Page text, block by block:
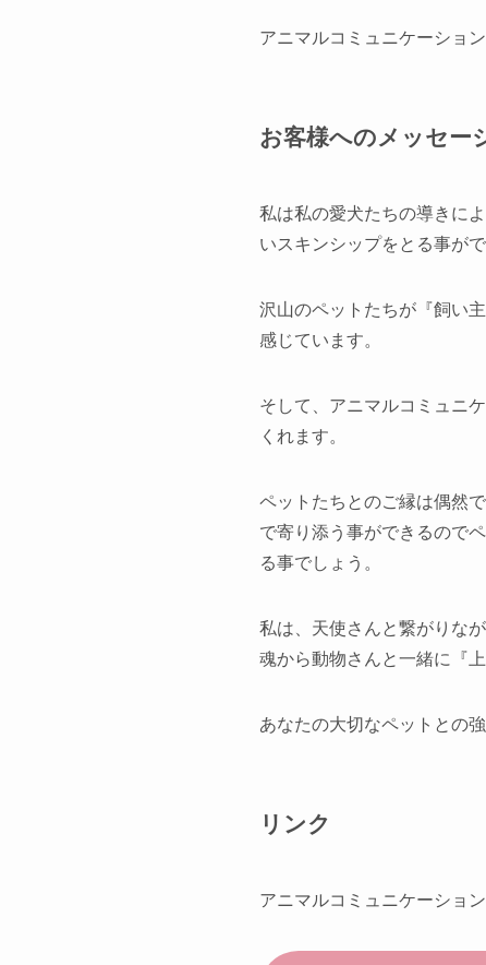
アニマルコミュニケーショ
お客様へのメッセー
私は私の愛犬たちの導きに
いスキンシップをとる事がで
沢山のペットたちが『飼い
感じています。
そして、アニマルコミュニ
くれます。
ペットたちとのご縁は偶然
で寄り添う事ができるので
る事でしょう。
私は、天使さんと繋がりな
魂から動物さんと一緒に『
あなたの大切なペットとの
リンク
アニマルコミュニケーショ